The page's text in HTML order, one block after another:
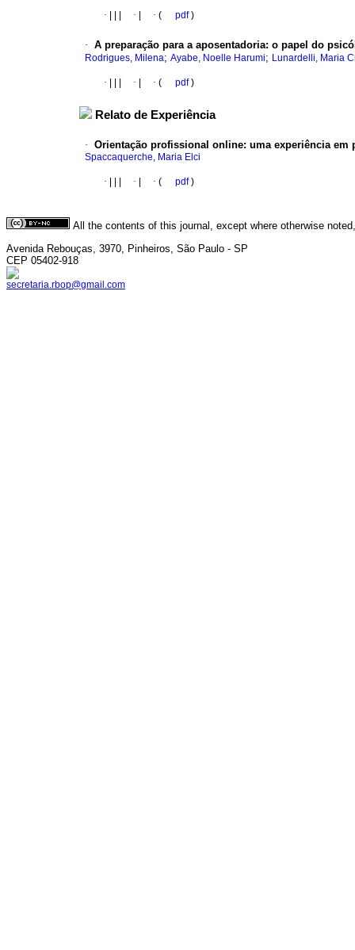
· · · ( pdf)
· A preparação para a aposentadoria: o papel do
Rodrigues, Milena; Ayabe, Noelle Harumi; Lunardelli, Maria
· · · ( pdf)
Relato de Experiência
· Orientação profissional online: uma experiência em
Spaccaquerche, Maria Elci
· · · ( pdf)
All the contents of this journal, except where otherwise
Avenida Rebouças, 3970, Pinheiros, São Paulo - SP
CEP 05402-918
secretaria.rbop@gmail.com